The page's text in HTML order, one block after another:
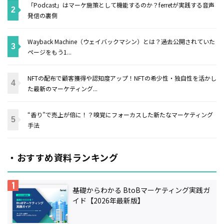
「Podcast」はマーケ施策として機能するのか？ferretが実践する音声
発信の裏側
Wayback Machine（ウェイバックマシン）とは？過去公開されていた
ページをもう1...
NFTの配布で顧客獲得や認知度アップ！NFTの希少性・独自性を活かし
た最新のマーケティング...
“香り”で売上が倍に！？嗅覚にフォーカスした新たなマーケティング
手法
・おすすめ資料ランキング
基礎からわかる BtoBマーケティング実践ガ
イド【2026年最新版】